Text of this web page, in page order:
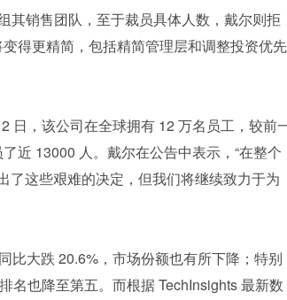
其销售团队，至于裁员具体人数，戴尔则拒
得更精简，包括精简管理层和调整投资优先
日，该公司在全球拥有 12 万名员工，较前
近 13000 人。戴尔在公告中表示，“在整个
了这些艰难的决定，但我们将继续致力于为
比大跌 20.6%，市场份额也有所下降；特别
名也降至第五。而根据 TechInsights 最新数